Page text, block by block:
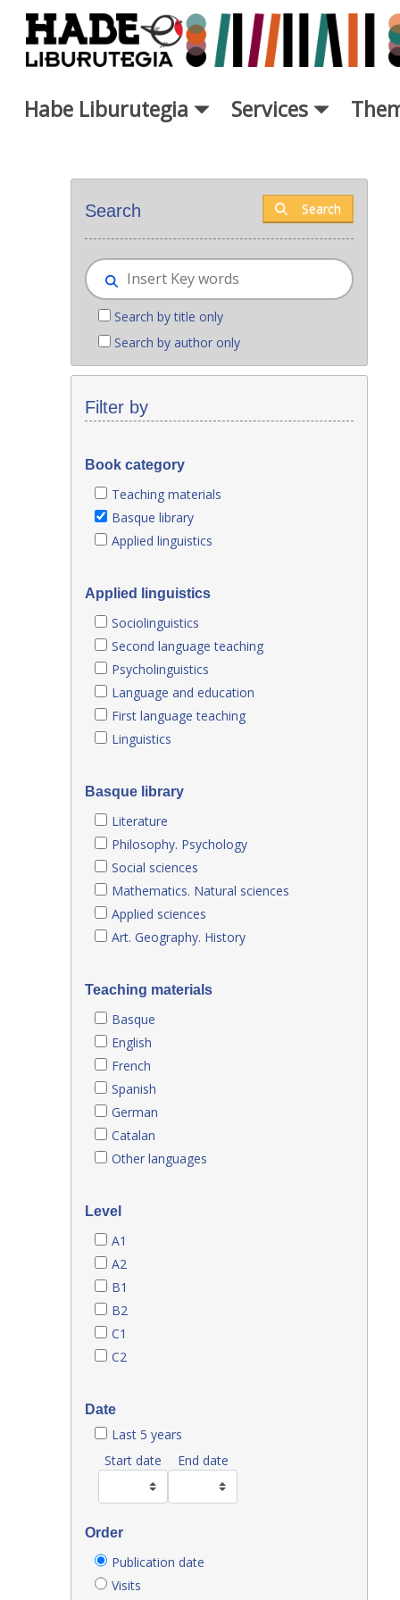
Skip to Main Content
Habe Liburutegia Services
Search Search
Search by title only
Search by author only
Filter by
Book category
Teaching materials
Basque library
Applied linguistics
Applied linguistics
Sociolinguistics
Second language teaching
Psycholinguistics
Language and education
First language teaching
Linguistics
Basque library
Literature
Philosophy. Psychology
Social sciences
Mathematics. Natural sciences
Applied sciences
Art. Geography. History
Teaching materials
Basque
English
French
Spanish
German
Catalan
Other languages
Level
A1
A2
B1
B2
C1
C2
Date
Last 5 years
Start date
End date
Order
Publication date
Visits